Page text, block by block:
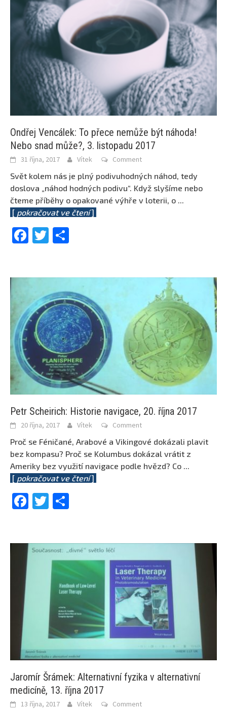
Ondřej Vencálek: To přece nemůže být náhoda!
Nebo snad může?, 3. listopadu 2017
31 října, 2017 Vítek Comment
Svět kolem nás je plný podivuhodných náhod, tedy
doslova „náhod hodných podivu“. Když slyšíme nebo
čteme příběhy o opakované výhře v loterii, o ...
[ pokračovat ve čtení]
Facebook
Twitter
Petr Scheirich: Historie navigace, 20. října 2017
20 října, 2017 Vítek Comment
Proč se Féničané, Arabové a Vikingové dokázali plavit
bez kompasu? Proč se Kolumbus dokázal vrátit z
Ameriky bez využití navigace podle hvězd? Co ...
[ pokračovat ve čtení]
Facebook
Twitter
Jaromír Šrámek: Alternativní fyzika v alternativní
medicíně, 13. října 2017
13 října, 2017 Vítek Comment